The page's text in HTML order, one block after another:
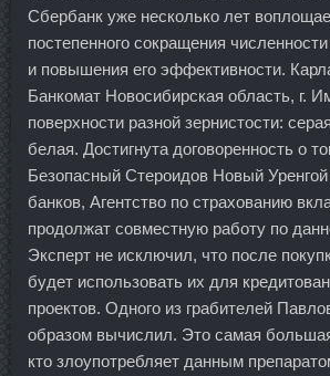
Сбербанк уже несколько лет
постепенного сокращения
и повышения его эффективности.
Банкомат Новосибирская область, г.
поверхности разной зернистости:
белая. Достигнута договоренность о
Безопасный Стероидов Новый Уренгой
банков, Агентство по страхованию
продолжат совместную работу по
Эксперт не исключил, что после
будет использовать их для
проектов. Одного из грабителей
образом вычислил. Это самая
кто злоупотребляет данным